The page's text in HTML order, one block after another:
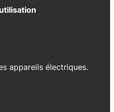
appareils électriques.